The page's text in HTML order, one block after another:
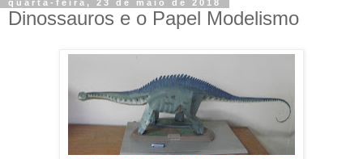
quarta-feira, 23 de maio de 2018
Dinossauros e o Papel Modelismo